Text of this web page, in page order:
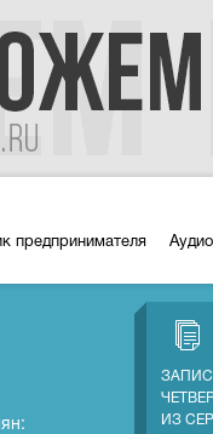
предпринимателя Аудио
ИЗ